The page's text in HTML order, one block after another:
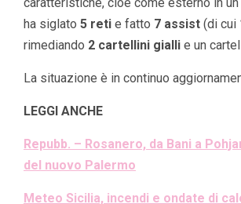
ha siglato 5 reti e fatto 7 assist (di cui
rimediando 2 cartellini gialli e un
La situazione è in continuo
LEGGI ANCHE
Repubb. – Rosanero, da Bani a
del nuovo Palermo
Meteo Sicilia, incendi e ondate di